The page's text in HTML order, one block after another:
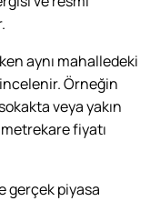
aynı mahalledeki
Örneğin
veya yakın
fiyatı
gerçek piyasa